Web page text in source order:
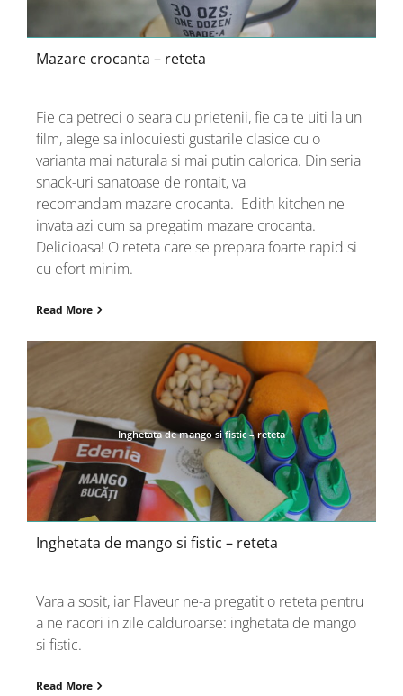
Mazare crocanta – reteta
Fie ca petreci o seara cu prietenii, fie ca te uiti la un
film, alege sa inlocuiesti gustarile clasice cu o
varianta mai naturala si mai putin calorica. Din seria
snack-uri sanatoase de rontait, va
recomandam mazare crocanta. Edith kitchen ne
invata azi cum sa pregatim mazare crocanta.
Delicioasa! O reteta care se prepara foarte rapid si
cu efort minim.
Read More
Inghetata de mango si fistic – reteta
Inghetata de mango si fistic – reteta
Vara a sosit, iar Flaveur ne-a pregatit o reteta pentru
a ne racori in zile calduroarse: inghetata de mango
si fistic.
Read More